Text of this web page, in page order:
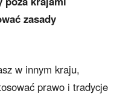
zasady
w innym kraju,
prawo i tradycje